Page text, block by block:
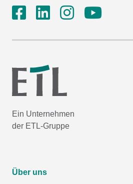
Ein Unternehmen
der ETL-Gruppe
Über uns